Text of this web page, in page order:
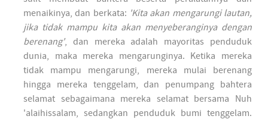
menaikinya, dan berkata: 'Kita akan mengarungi lautan,
jika tidak mampu kita akan menyeberanginya dengan
berenang', dan mereka adalah mayoritas penduduk
dunia, maka mereka mengarunginya. Ketika mereka
tidak mampu mengarungi, mereka mulai berenang
hingga mereka tenggelam, dan penumpang bahtera
selamat sebagaimana mereka selamat bersama Nuh
'alaihissalam, sedangkan penduduk bumi tenggelam.